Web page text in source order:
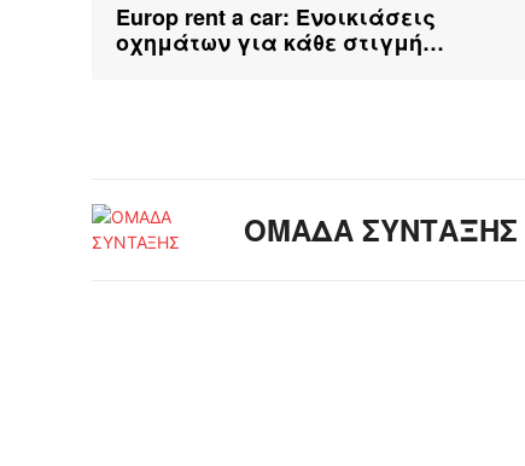
Europ rent a car: Ενοικιάσεις
οχημάτων για κάθε στιγμή…
ΟΜΑΔΑ ΣΥΝΤΑΞΗΣ